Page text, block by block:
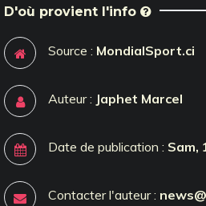
D'où provient l'info
Source : MondialSport.ci
Auteur : Japhet Marcel
Date de publication : Sam,
Contacter l'auteur :